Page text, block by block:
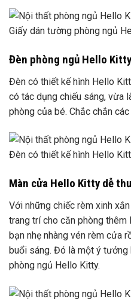
Giấy dán tường phòng ngủ
Đèn phòng ngủ Hello Kitty
Đèn có thiết kế hình Hello
có tác dụng chiếu sáng, vừa
phòng của bé. Chắc chắn
Đèn có thiết kế hình Hello
Màn cửa Hello Kitty dễ
Với những chiếc rèm xinh
trang trí cho căn phòng
bạn nhẹ nhàng vén rèm cửa
buổi sáng. Đó là một ý
phòng ngủ Hello Kitty.